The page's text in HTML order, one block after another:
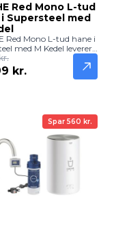
Red Mono L-tud
Supersteel med
Red Mono L-tud hane i
med M Kedel leverer
og kogende vand
hanen. Elegant og
til moderne
kr.
Spar 560 kr.